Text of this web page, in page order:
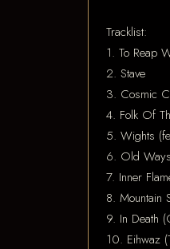
Tracklist:
1. To Reap
2. Stave
3. Cosmic
4. Folk Of
5. Wights
6. Old Ways
7. Inner
8. Mountain
9. In Death
10. Eihwaz